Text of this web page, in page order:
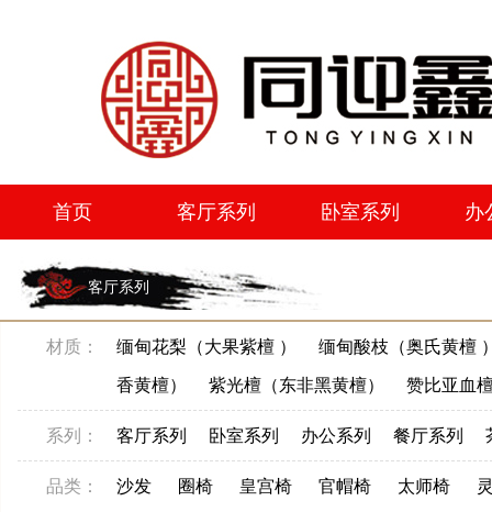
首页 客厅系列
客厅系列
卧室系列 办
客厅系列
材质： 缅甸花梨（大果紫檀 ） 缅甸酸枝（奥氏黄檀
香黄檀） 紫光檀（东非黑黄檀） 赞比亚血
系列： 客厅系列 卧室系列 办公系列 餐厅系列
品类： 沙发 圈椅 皇宫椅 官帽椅 太师椅